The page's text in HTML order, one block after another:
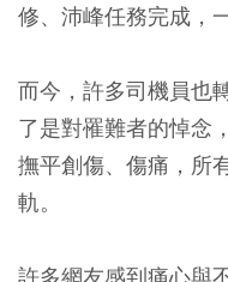
修、沛峰任務完成，
而今，許多司機員也
了是對罹難者的悼念
撫平創傷、傷痛，所
軌。
許多網友感到痛心與